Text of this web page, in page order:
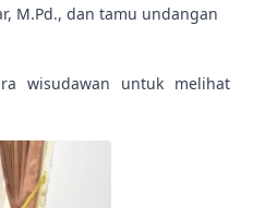
M.Pd., dan tamu undangan
wisudawan untuk melihat